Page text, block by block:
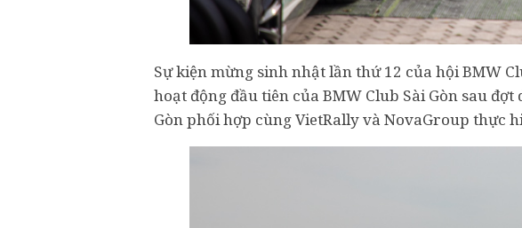
Sự kiện mừng sinh nhật lần thứ 12 của hội BMW
hoạt động đầu tiên của BMW Club Sài Gòn sau
Gòn phối hợp cùng VietRally và NovaGroup thực